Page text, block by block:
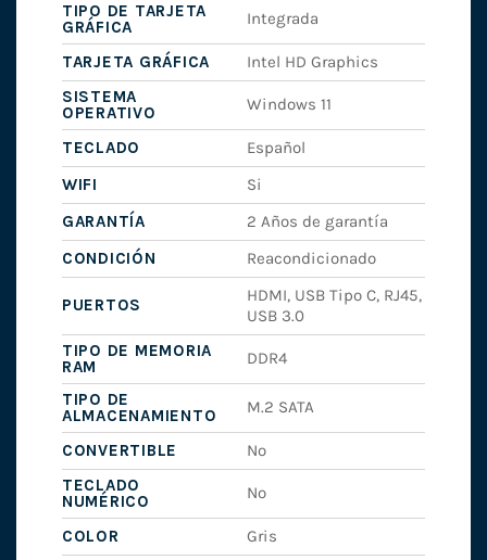
TIPO DE TARJETA
GRÁFICA
Integrada
TARJETA GRÁFICA
Intel HD Graphics
SISTEMA
OPERATIVO
Windows 11
TECLADO
Español
WIFI
Si
GARANTÍA
2 Años de garantía
CONDICIÓN
Reacondicionado
PUERTOS
HDMI, USB Tipo C, RJ45,
USB 3.0
TIPO DE MEMORIA
RAM
DDR4
TIPO DE
ALMACENAMIENTO
M.2 SATA
CONVERTIBLE
No
TECLADO
NUMÉRICO
No
COLOR
Gris